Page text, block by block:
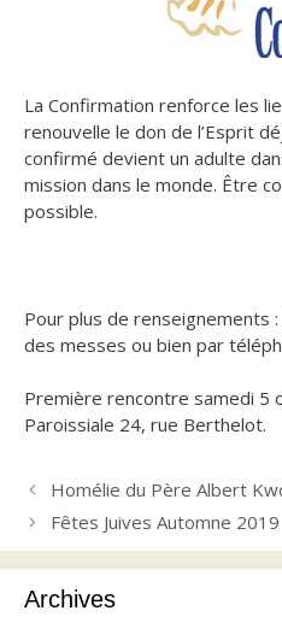
La Confirmation renforce les
renouvelle le don de l’Esprit
confirmé devient un adulte
mission dans le monde. Être
possible.
Pour plus de renseignements
des messes ou bien par
Première rencontre samedi 5
Paroissiale 24, rue Berthelot.
Homélie du Père Albert
Fêtes Juives Automne 2019
Archives